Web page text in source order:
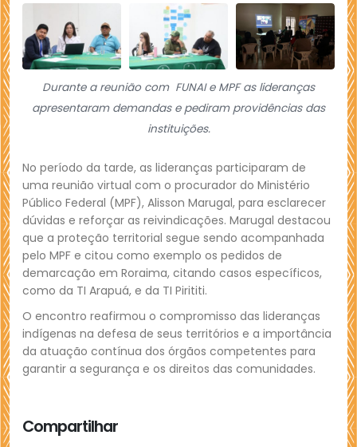
Durante a reunião com FUNAI e MPF as lideranças
apresentaram demandas e pediram providências das
instituições.
No período da tarde, as lideranças participaram de
uma reunião virtual com o procurador do Ministério
Público Federal (MPF), Alisson Marugal, para esclarecer
dúvidas e reforçar as reivindicações. Marugal destacou
que a proteção territorial segue sendo acompanhada
pelo MPF e citou como exemplo os pedidos de
demarcação em Roraima, citando casos específicos,
como da TI Arapuá, e da TI Pirititi.
O encontro reafirmou o compromisso das lideranças
indígenas na defesa de seus territórios e a importância
da atuação contínua dos órgãos competentes para
garantir a segurança e os direitos das comunidades.
Compartilhar